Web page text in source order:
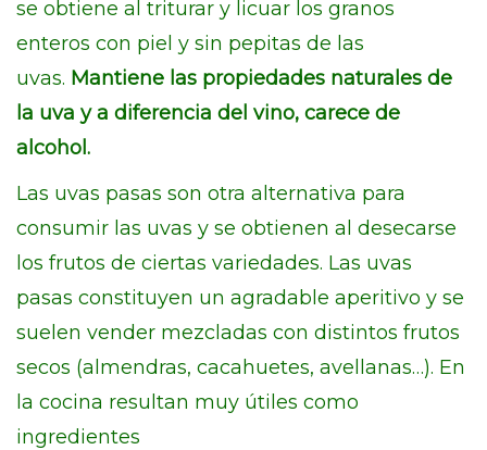
se obtiene al triturar y licuar los granos
enteros con piel y sin pepitas de las
uvas. Mantiene las propiedades naturales de
la uva y a diferencia del vino, carece de
alcohol.
Las uvas pasas son otra alternativa para
consumir las uvas y se obtienen al desecarse
los frutos de ciertas variedades. Las uvas
pasas constituyen un agradable aperitivo y se
suelen vender mezcladas con distintos frutos
secos (almendras, cacahuetes, avellanas…). En
la cocina resultan muy útiles como
ingredientes